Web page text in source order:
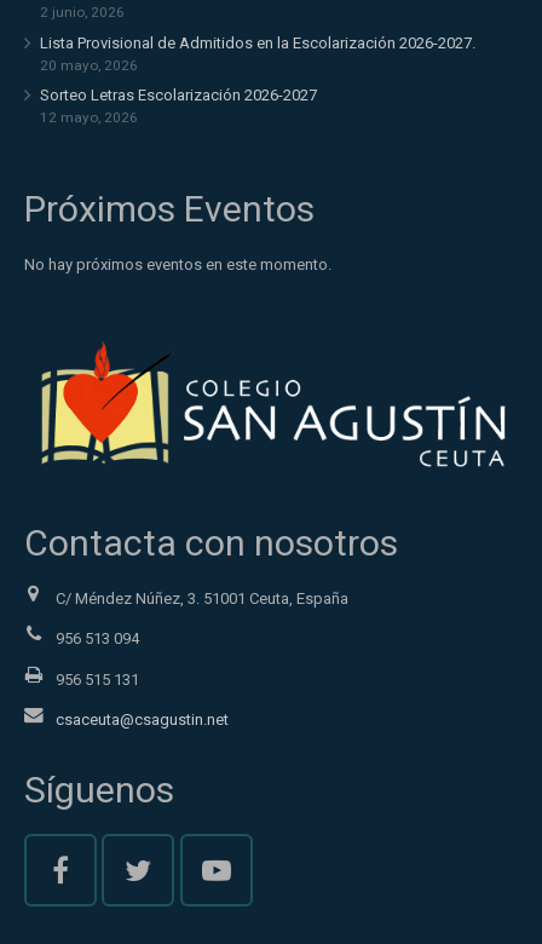
2 junio, 2026
Lista Provisional de Admitidos en la Escolarización 2026-2027.
20 mayo, 2026
Sorteo Letras Escolarización 2026-2027
12 mayo, 2026
Próximos Eventos
No hay próximos eventos en este momento.
Contacta con nosotros
C/ Méndez Núñez, 3. 51001 Ceuta, España
956 513 094
956 515 131
csaceuta@csagustin.net
Síguenos